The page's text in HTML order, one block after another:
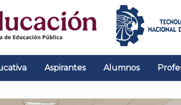
Aspirantes Alumnos